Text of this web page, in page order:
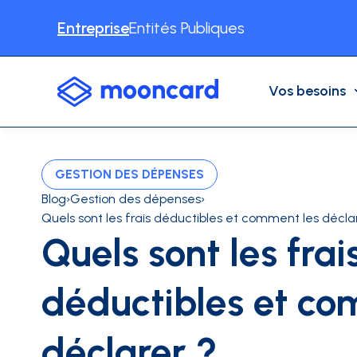
EntrepriseEntités Publiques
Vos besoins
VOS BESOINS
Dépenses Professionnelles
Déplacements professionnels
INDUSTRIES BTP Consulting
NOS SOLUTIONS
Automatisation comptable
Cartes physiques
CAS D'USAGE
Notes de frais
Récupération de TVA
Autres cas d'usages
CONTENU Partenaires
Livre blancs / Études
GESTION DES DÉPENSES
Blog›Gestion des dépenses›
Quels sont les frais déductibles et comment les
Quels sont les
déductibles et